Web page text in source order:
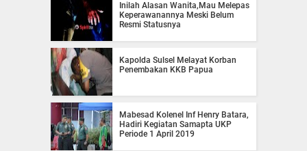
Inilah Alasan Wanita,Mau Melepas
Keperawanannya Meski Belum
Resmi Statusnya
Kapolda Sulsel Melayat Korban
Penembakan KKB Papua
Mabesad Kolenel Inf Henry Batara,
Hadiri Kegiatan Samapta UKP
Periode 1 April 2019